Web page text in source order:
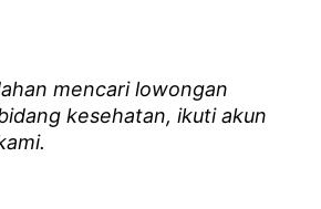
mencari lowongan
kesehatan, ikuti akun